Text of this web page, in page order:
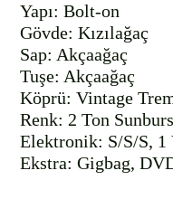
Yapı: Bolt-on
Gövde: Kızılağaç
Sap: Akçaağaç
Tuşe: Akçaağaç
Köprü: Vintage
Renk: 2 Ton
Elektronik: S/S/S, 1
Ekstra: Gigbag,